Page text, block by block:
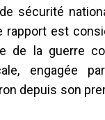
sécurité
rapport est
de la guerre
engagée
depuis son